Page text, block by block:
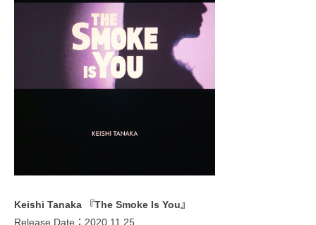
Keishi Tanaka 『The Smoke Is You』
Release Date：2020.11.25